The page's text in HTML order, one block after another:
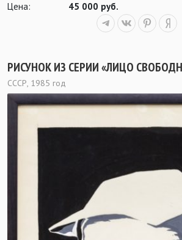
Цена:
45 000 руб.
РИСУНОК ИЗ СЕРИИ «ЛИЦО
СССР, 1985 год